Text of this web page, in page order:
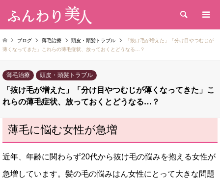
検索
ブログ 薄毛治療 頭皮・頭髪トラブル
「抜け毛が増えた」「分け目やつむじが
薄くなってきた」これらの薄毛症状、放っておくとどうなる…？
薄毛治療 頭皮・頭髪トラブル
「抜け毛が増えた」「分け目やつむじが薄くなってきた」こ
れらの薄毛症状、放っておくとどうなる…？
薄毛に悩む女性が急増
近年、年齢に関わらず20代から抜け毛の悩みを抱える女性が
急増しています。髪の毛の悩みはん女性にとって大きな問題